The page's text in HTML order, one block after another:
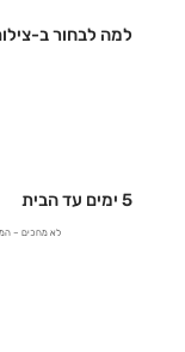
למה לבחור ב-
5 ימים עד הבית
לא מחכים –